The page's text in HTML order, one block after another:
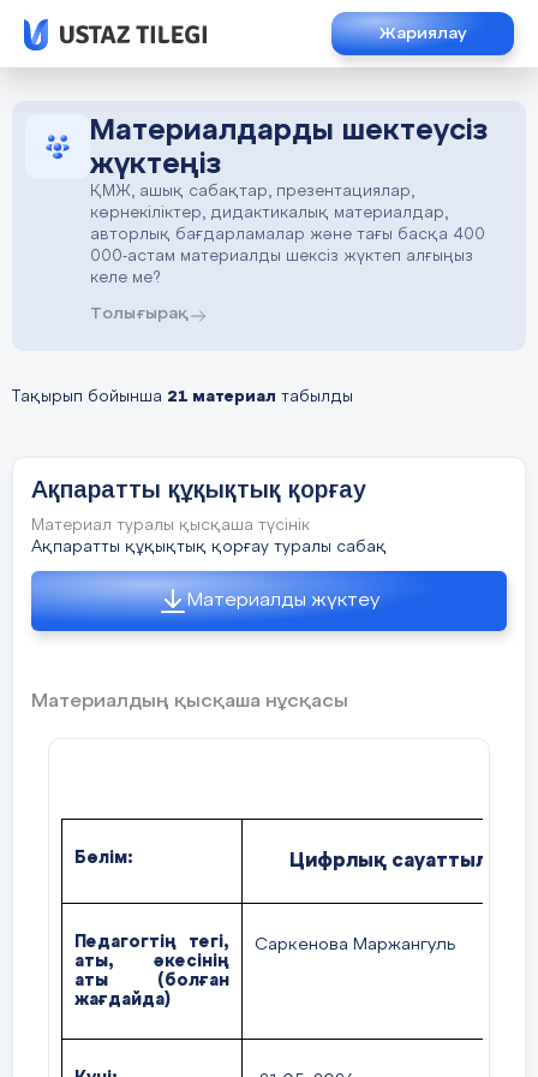
Жариялау
Материалдарды шектеусіз
жүктеңіз
ҚМЖ, ашық сабақтар, презентациялар,
көрнекіліктер, дидактикалық материалдар,
авторлық бағдарламалар және тағы басқа 400
000-астам материалды шексіз жүктеп алғыңыз
келе ме?
Толығырақ
Тақырып бойынша 21 материал табылды
Ақпаратты құқықтық қорғау
Материал туралы қысқаша түсінік
Ақпаратты құқықтық қорғау туралы сабақ
Материалды жүктеу
Материалдың қысқаша нұсқасы
Бөлім: Цифрлық сауаттылық
Педагогтің тегі,
аты, әкесінің
аты (болған
жағдайда)
Саркенова Маржангуль